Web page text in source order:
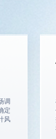
调
定
风